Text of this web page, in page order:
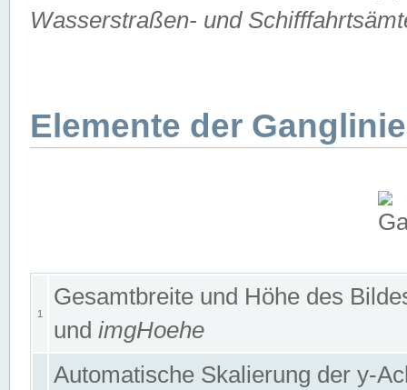
Wasserstraßen- und
Elemente der
1
Gesamtbreite und Höhe des
und imgHoehe
Automatische Skalierung der y-